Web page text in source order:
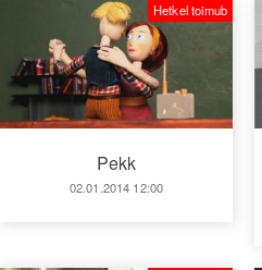
Pekk
02.01.2014 12:00
Hetkel toimub